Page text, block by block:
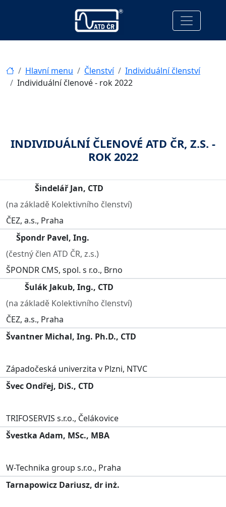
Hlavní menu Členství
Individuální členství
Individuální členové - rok 2022
INDIVIDUÁLNÍ ČLENOVÉ ATD ČR, Z.S. -
ROK 2022
Šindelář Jan, CTD
(na základě Kolektivního členství)
ČEZ, a.s., Praha
Špondr Pavel, Ing.
(čestný člen ATD ČR, z.s.)
ŠPONDR CMS, spol. s r.o., Brno
Šulák Jakub, Ing., CTD
(na základě Kolektivního členství)
ČEZ, a.s., Praha
Švantner Michal, Ing. Ph.D., CTD
Západočeská univerzita v Plzni, NTVC
Švec Ondřej, DiS., CTD
TRIFOSERVIS s.r.o., Čelákovice
Švestka Adam, MSc., MBA
W-Technika group s.r.o., Praha
Tarnapowicz Dariusz, dr inż.